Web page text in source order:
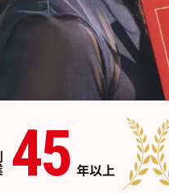
45 年以上